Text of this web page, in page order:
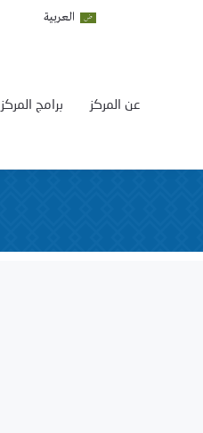
العربية
برامج المركز عن المركز